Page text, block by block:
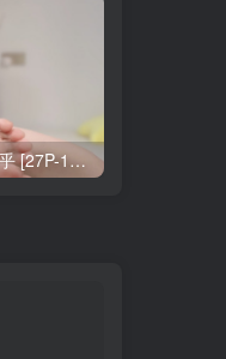
布丁大法 11月 软乎乎 [27P-1V-121MB]